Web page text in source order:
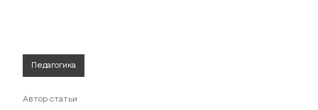
Педагогика
Автор статьи